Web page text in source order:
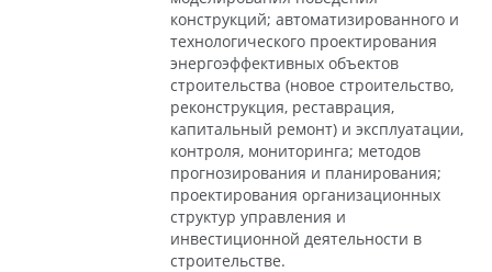
конструкций; автоматизированного и
технологического проектирования
энергоэффективных объектов
строительства (новое строительство,
реконструкция, реставрация,
капитальный ремонт) и эксплуатации,
контроля, мониторинга; методов
прогнозирования и планирования;
проектирования организационных
структур управления и
инвестиционной деятельности в
строительстве.